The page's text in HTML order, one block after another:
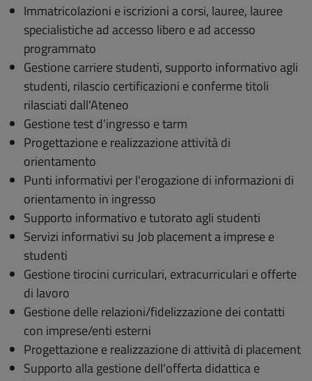
Immatricolazioni e iscrizioni a corsi, lauree, lauree
specialistiche ad accesso libero e ad accesso
programmato
Gestione carriere studenti, supporto informativo agli
studenti, rilascio certificazioni e conferme titoli
rilasciati dall'Ateneo
Gestione test d'ingresso e tarm
Progettazione e realizzazione attività di
orientamento
Punti informativi per l'erogazione di informazioni di
orientamento in ingresso
Supporto informativo e tutorato agli studenti
Servizi informativi su Job placement a imprese e
studenti
Gestione tirocini curriculari, extracurriculari e offerte
di lavoro
Gestione delle relazioni/fidelizzazione dei contatti
con imprese/enti esterni
Progettazione e realizzazione di attività di placement
Supporto alla gestione dell'offerta didattica e